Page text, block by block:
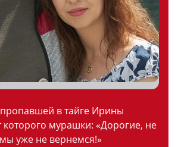
в тайге Ирины
которого мурашки: «Дорогие, не
мы уже не вернемся!»